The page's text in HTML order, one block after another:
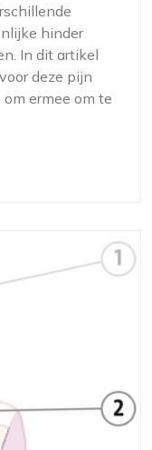
hinder
In dit artikel
deze pijn
ermee om te